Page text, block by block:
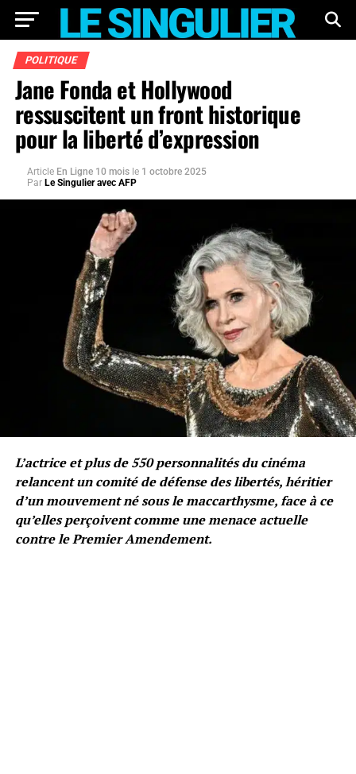
POLITIQUE
Jane Fonda et Hollywood
ressuscitent un front historique
pour la liberté d’expression
Article En Ligne 10 mois le 1 octobre 2025
Par Le Singulier avec AFP
L’actrice et plus de 550 personnalités du cinéma
relancent un comité de défense des libertés, héritier
d’un mouvement né sous le maccarthysme, face à ce
qu’elles perçoivent comme une menace actuelle
contre le Premier Amendement.